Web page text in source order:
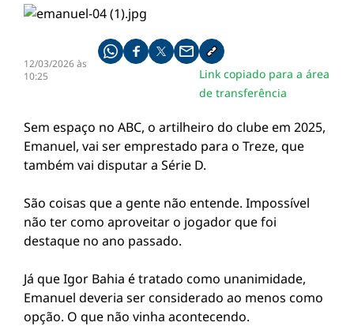
12/03/2026 às
10:25
Compartilhe pelo whatsapp
Compartilhar no facebook
Compartilhar no twitter
Compartilhe pelo email
Copiar link da notícia
Link copiado para a área
de transferência
Sem espaço no ABC, o artilheiro do clube em 2025,
Emanuel, vai ser emprestado para o Treze, que
também vai disputar a Série D.
São coisas que a gente não entende. Impossível
não ter como aproveitar o jogador que foi
destaque no ano passado.
Já que Igor Bahia é tratado como unanimidade,
Emanuel deveria ser considerado ao menos como
opção. O que não vinha acontecendo.